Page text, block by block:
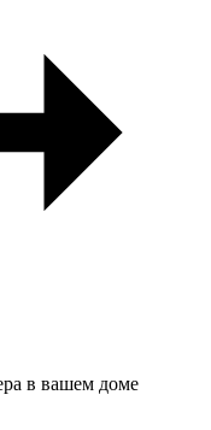
в вашем доме